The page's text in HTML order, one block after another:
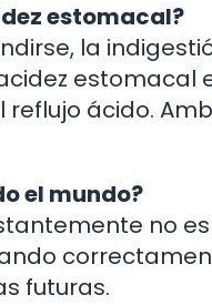
estomacal?
la
estomacal
ácido.
el mundo?
no
futuras.